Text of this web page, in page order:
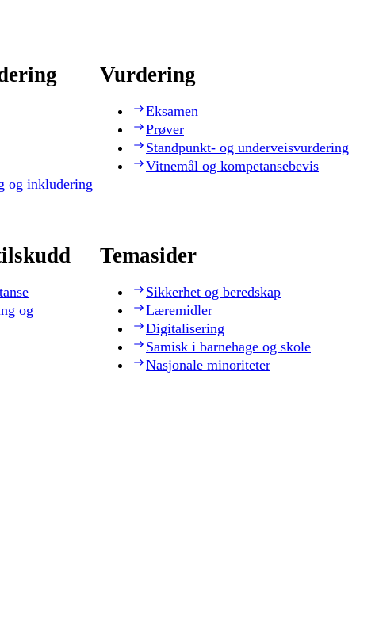
og inkludering
Vurdering
Eksamen
Prøver
Standpunkt- og underveisvurdering
Vitnemål og kompetansebevis
og
Temasider
Sikkerhet og beredskap
Læremidler
Digitalisering
Samisk i barnehage og skole
Nasjonale minoriteter